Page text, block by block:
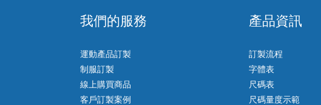
我們的服務
運動產品訂製
制服訂製
線上購買商品
客戶訂製案例
產品資訊
訂製流程
字體表
尺碼表
尺碼量度示範